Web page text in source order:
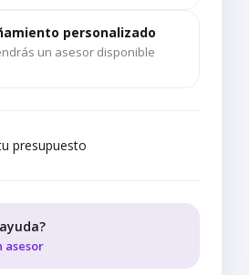
personalizado
un asesor disponible
presupuesto
asesor